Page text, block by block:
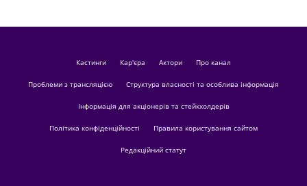
кастинги Кар'єра актори Про канал
Проблеми з трансляцією Структура власності та особлива інформація
Інформація для акціонерів та стейкхолдерів
Політика конфіденційності Правила користування сайтом
Редакційний статут